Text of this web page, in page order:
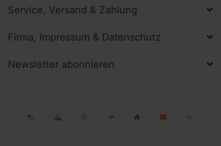
Service, Versand & Zahlung
Firma, Impressum & Datenschutz
Newsletter abonnieren